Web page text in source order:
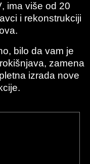
, ima više od 20
i rekonstrukciji
bilo da vam je
, zamena
izrada nove
.